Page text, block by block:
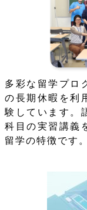
多彩な留学プロ
の長期休暇を利
験しています。
科目の実習講義
留学の特徴です。